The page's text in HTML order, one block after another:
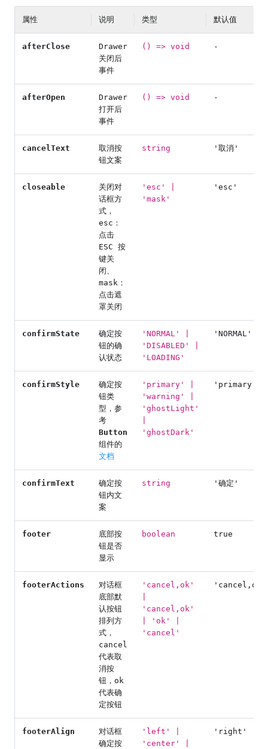
属性 说明 类型 默认值
afterClose
Drawer
关闭后
事件
() => void -
afterOpen
Drawer
打开后
事件
() => void -
cancelText
取消按
钮文案
string '取消'
closeable
关闭对
话框方
式，
esc：
点击
ESC 按
键关
闭、
mask：
点击遮
罩关闭
'esc' |
'mask'
'esc'
confirmState
确定按
钮的确
认状态
'NORMAL' |
'DISABLED' |
'LOADING'
'NORMAL'
confirmStyle
确定按
钮类
型，参
考
Button
组件的
文档
'primary' |
'warning' |
'ghostLight'
'ghostDark'
'primary'
confirmText
确定按
钮内文
案
string '确定'
footer
底部按
钮是否
显示
boolean true
footerActions
对话框
底部默
认按钮
排列方
式，
cancel
代表取
消按
钮，ok
代表确
定按钮
'cancel,ok'
'cancel,ok'
| 'ok' |
'cancel'
'cancel,ok'
footerAlign
对话框
确定按
'left' |
'center' |
'right'